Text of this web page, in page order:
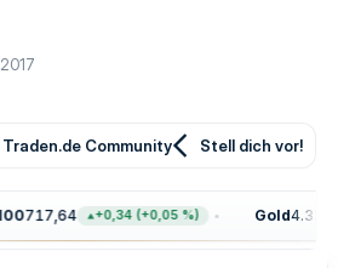
Traden.de Community Stell dich vor!
717,64 +0,34 (+0,05 %) Gold